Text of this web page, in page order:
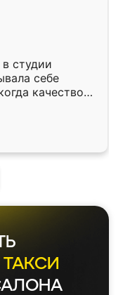
студии
себе
качеством
уже почти